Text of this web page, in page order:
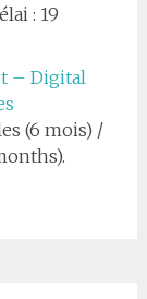
: 19
– Digital
(6 mois) /